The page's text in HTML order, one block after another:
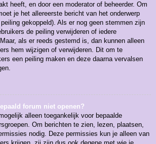
heeft, en door een moderator of beheerder. Om
je het allereerste bericht van het onderwerp
gekoppeld). Als er nog geen stemmen zijn
de peiling verwijderen of iedere
als er reeds gestemd is, dan kunnen alleen
hem wijzigen of verwijderen. Dit om te
een peiling maken en deze daarna vervalsen
forum niet openen?
alleen toegankelijk voor bepaalde
Om berichten te zien, lezen, plaatsen,
nodig. Deze permissies kun je alleen van